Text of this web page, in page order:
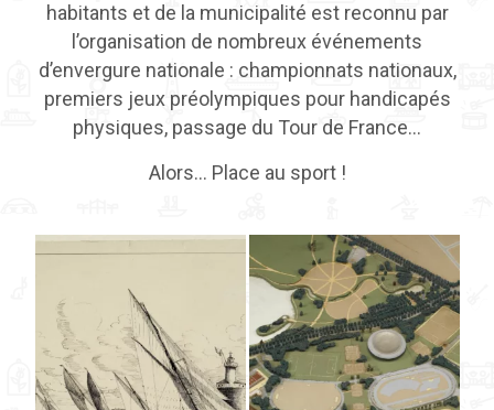
habitants et de la municipalité est reconnu par
l’organisation de nombreux événements
d’envergure nationale : championnats nationaux,
premiers jeux préolympiques pour handicapés
physiques, passage du Tour de France…
Alors… Place au sport !